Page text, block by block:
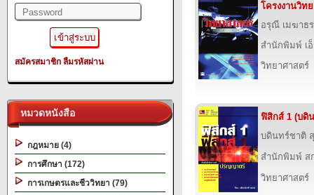
สมัครสมาชิก ลืมรหัสผ่าน
หมวดหนังสือ
กฎหมาย (4)
การศึกษา (172)
การเกษตรและชีววิทยา (79)
โครงงานวิท
อรุณี เมฆาธร
สำนักพิมพ์ เ
วิทยาศาสตร์
ฟิสิกส์ 1 (บดิ
บดินทร์ชาติ
สำนักพิมพ์ ส
วิทยาศาสตร์